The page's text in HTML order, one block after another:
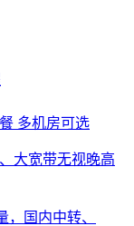
多机房可选
大宽带无视晚高
，国内中转、